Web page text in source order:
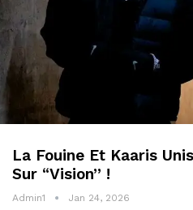
La Fouine Et Kaaris
Sur “Vision” !
Admin1 Jan 24, 2026